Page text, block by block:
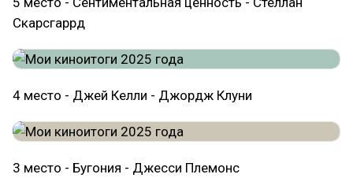
Скарсгаррд
4 место - Джей Келли - Джордж Клуни
3 место - Бугония - Джесси Племонс